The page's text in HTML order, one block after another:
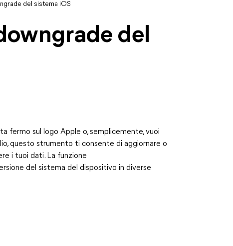
del sistema iOS
del
fermo sul logo Apple o, semplicemente, vuoi
questo strumento ti consente di aggiornare o
i tuoi dati. La funzione
del sistema del dispositivo in diverse